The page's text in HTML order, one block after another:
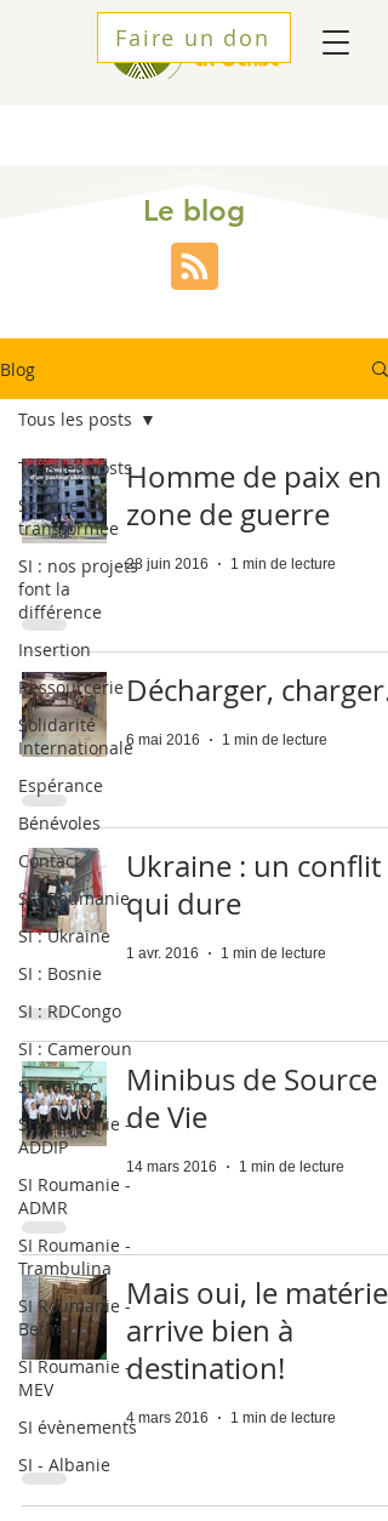
Faire un don
Le blog
Blog
Tous les posts
SI : une vie
transformée
SI : nos projets
font la
différence
Insertion
Ressourcerie
Solidarité
Internationale
Espérance
Bénévoles
Contact
SI : Roumanie
SI : Ukraine
SI : Bosnie
SI : RDCongo
SI : Cameroun
SI : Maroc
SI Roumanie -
ADDIP
SI Roumanie -
ADMR
SI Roumanie -
Trambulina
SI Roumanie -
Bethel
SI Roumanie -
MEV
SI évènements
SI - Albanie
Tous les posts
Homme de paix en
zone de guerre
28 juin 2016 1 min de lecture
Décharger, charger...
6 mai 2016 1 min de lecture
Ukraine : un conflit
qui dure
1 avr. 2016 1 min de lecture
Minibus de Source
de Vie
14 mars 2016 1 min de lecture
Mais oui, le matériel
arrive bien à
destination!
4 mars 2016 1 min de lecture